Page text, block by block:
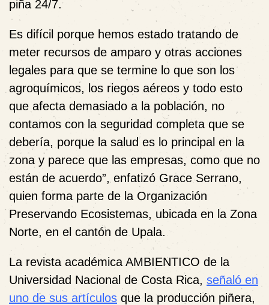
piña 24/7.
Es difícil porque hemos estado tratando de
meter recursos de amparo y otras acciones
legales para que se termine lo que son los
agroquímicos, los riegos aéreos y todo esto
que afecta demasiado a la población, no
contamos con la seguridad completa que se
debería, porque la salud es lo principal en la
zona y parece que las empresas, como que no
están de acuerdo”, enfatizó Grace Serrano,
quien forma parte de la Organización
Preservando Ecosistemas, ubicada en la Zona
Norte, en el cantón de Upala.
La revista académica AMBIENTICO de la
Universidad Nacional de Costa Rica, señaló en
uno de sus artículos que la producción piñera,